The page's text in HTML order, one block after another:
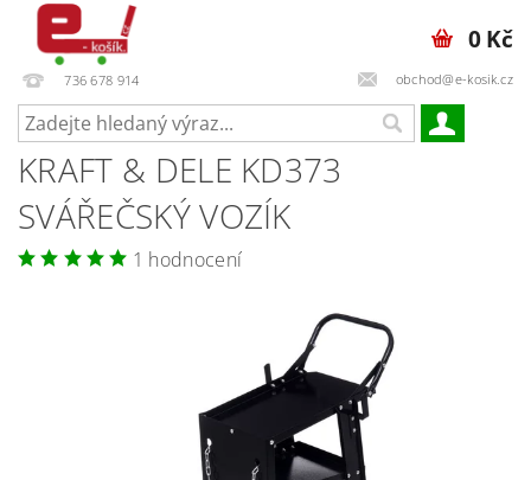
736 678 914 obchod@e-kosik.cz
0 Kč
KRAFT & DELE KD373
SVÁŘEČSKÝ VOZÍK
1 hodnocení